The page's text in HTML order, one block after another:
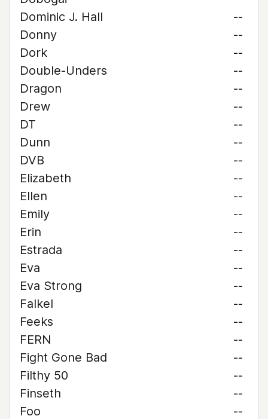
Dominic J. Hall
--
Donny
--
Dork
--
Double-Unders
--
Dragon
--
Drew
--
DT
--
Dunn
--
DVB
--
Elizabeth
--
Ellen
--
Emily
--
Erin
--
Estrada
--
Eva
--
Eva Strong
--
Falkel
--
Feeks
--
FERN
--
Fight Gone Bad
--
Filthy 50
--
Finseth
--
Foo
--